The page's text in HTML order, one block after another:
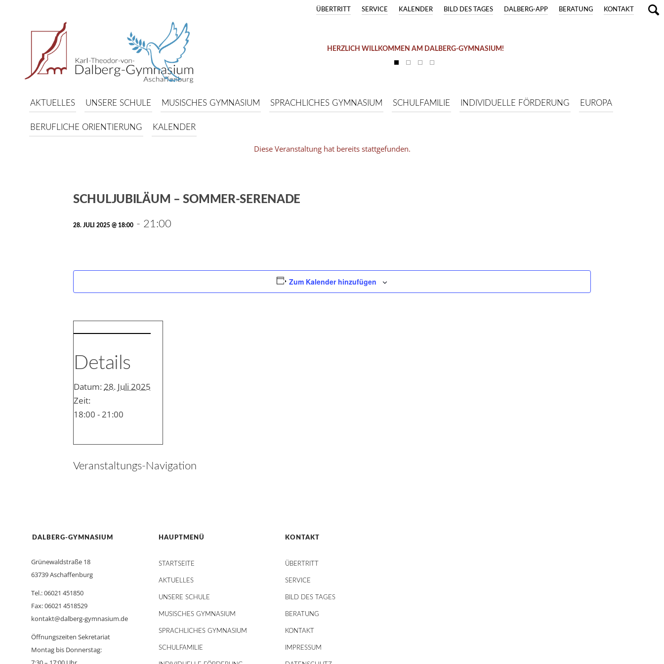
KONTAKT
BERATUNG
DALBERG-APP
BILD DES TAGES
KALENDER
SERVICE
ÜBERTRITT
HERZLICH WILLKOMMEN AM DALBERG-GYMNASIUM!
AKTUELLES UNSERE SCHULE MUSISCHES GYMNASIUM SPRACHLICHES GYMNASIUM SCHULFAMILIE INDIVIDUELLE FÖRDERUNG EUROPA
BERUFLICHE ORIENTIERUNG KALENDER
Diese Veranstaltung hat bereits stattgefunden.
SCHULJUBILÄUM – SOMMER-SERENADE
28. JULI 2025 @ 18:00 - 21:00
Zum Kalender hinzufügen
Details
Datum:28. Juli 2025
Zeit:
18:00 - 21:00
Veranstaltungs-Navigation
DALBERG-GYMNASIUM
Grünewaldstraße 18
63739 Aschaffenburg
Tel.: 06021 451850
Fax: 06021 4518529
kontakt@dalberg-gymnasium.de
Öffnungszeiten Sekretariat
Montag bis Donnerstag:
HAUPTMENÜ
STARTSEITE
AKTUELLES
UNSERE SCHULE
MUSISCHES GYMNASIUM
SPRACHLICHES GYMNASIUM
SCHULFAMILIE
KONTAKT
ÜBERTRITT
SERVICE
BILD DES TAGES
BERATUNG
KONTAKT
IMPRESSUM